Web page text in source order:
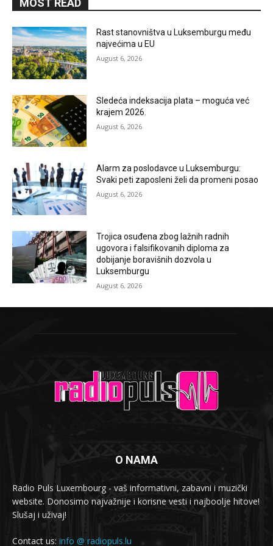
MOST READ
Rast stanovništva u Luksemburgu među
najvećima u EU
August 6, 2026
Sledeća indeksacija plata – moguća već
krajem 2026.
August 6, 2026
Alarm za poslodavce u Luksemburgu:
Svaki peti zaposleni želi da promeni posao
August 6, 2026
Trojica osuđena zbog lažnih radnih
ugovora i falsifikovanih diploma za
dobijanje boravišnih dozvola u
Luksemburgu
August 6, 2026
O NAMA
Radio Puls Luxembourg - vaš informativni, zabavni i muzički
website. Donosimo najvažnije i korisne vesti i najboolje hitove!
Slušaj i uživaj!
Contact us: info @ radiopuls.lu